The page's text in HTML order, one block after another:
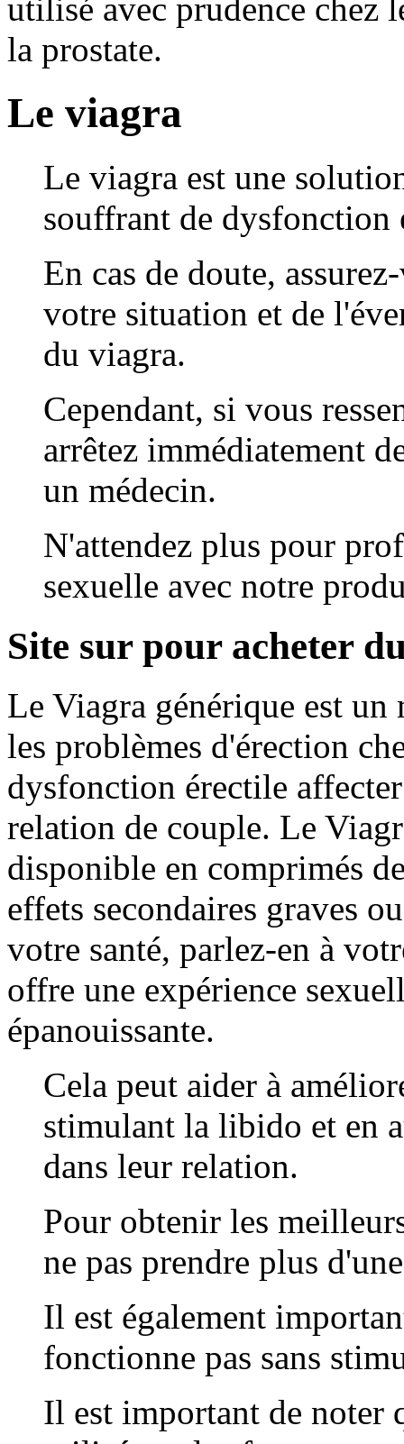
utilisé avec prudence chez
la prostate.
Le viagra
Le viagra est une
souffrant de dysfonction
En cas de doute,
votre situation et de
du viagra.
Cependant, si vous
arrêtez immédiatement
un médecin.
N'attendez plus pour
sexuelle avec notre
Site sur pour acheter
Le Viagra générique est
les problèmes d'érection
dysfonction érectile
relation de couple. Le
disponible en comprimés
effets secondaires graves
votre santé, parlez-en à
offre une expérience
épanouissante.
Cela peut aider à
stimulant la libido et en
dans leur relation.
Pour obtenir les
ne pas prendre plus
Il est également
fonctionne pas sans
Il est important de noter